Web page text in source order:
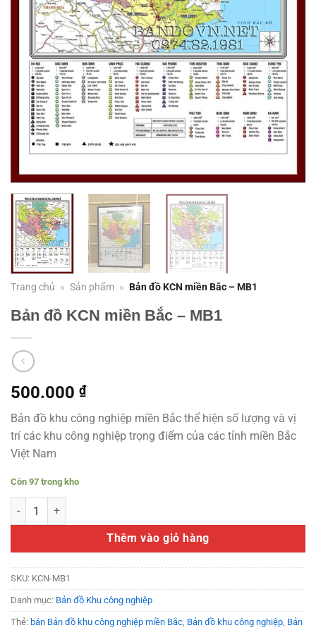
Trang chủ » Sản phẩm » Bản đồ KCN miền Bắc – MB1
Bản đồ KCN miền Bắc – MB1
500.000 ₫
Bản đồ khu công nghiệp miền Bắc thể hiện số lượng và vị
trí các khu công nghiệp trọng điểm của các tỉnh miền Bắc
Việt Nam
Còn 97 trong kho
Bản đồ KCN miền Bắc - MB1 số lượng
Thêm vào giỏ hàng
SKU: KCN-MB1
Danh mục: Bản đồ Khu công nghiệp
Thẻ: bán Bản đồ khu công nghiệp miền Bắc, Bản đồ khu công nghiệp, Bản